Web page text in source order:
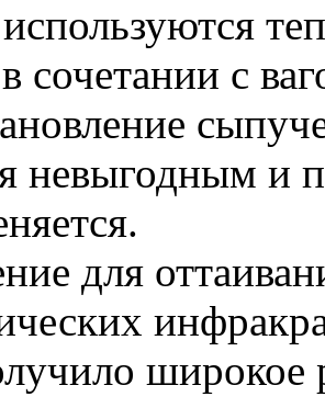
сочетании с
невыгодным и
для
широкое